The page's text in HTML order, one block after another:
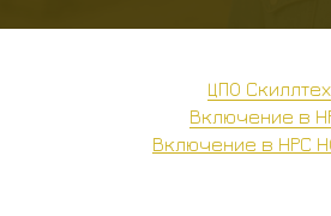
ЦПО Скиллтех
Включение в
Включение в НРС